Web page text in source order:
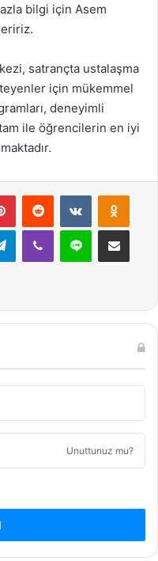
bilgi için Asem
satrançta ustalaşma
için mükemmel
deneyimli
ile öğrencilerin en iyi
PinterestReddit VKontakte
TelegramViber Line E-Posta ile
Unuttunuz mu?